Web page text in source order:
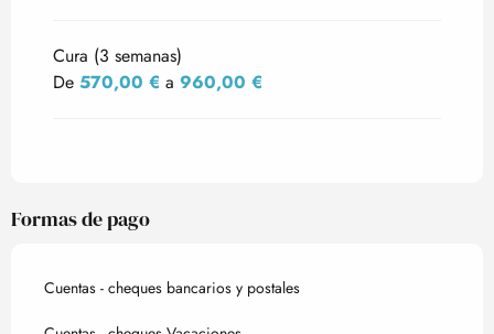
Cura (3 semanas)
De 570,00 € a 960,00 €
Formas de pago
Cuentas - cheques bancarios y postales